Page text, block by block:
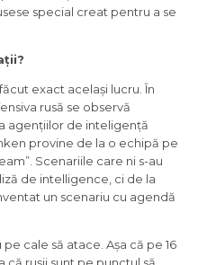
special creat pentru a se
exact același lucru. În
rusă se observă
agențiilor de inteligență
provine de la o echipă pe
Scenariile care ni s-au
de intelligence, ci de la
un scenariu cu agendă
cale să atace. Așa că pe 16